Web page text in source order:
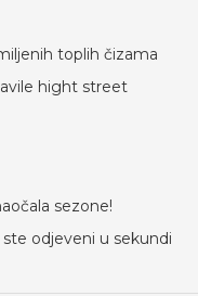
toplih čizama
hight street
sezone!
odjeveni u sekundi